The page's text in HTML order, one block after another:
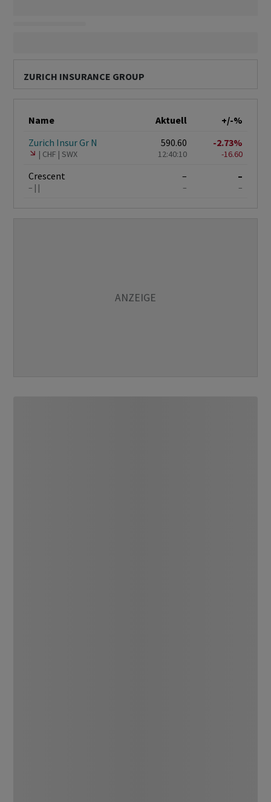
ZURICH INSURANCE GROUP
Name Aktuell
+/-%
Zurich Insur Gr N
CHF SWX
590.60
12:40:10
-2.73%
-16.60
Crescent
–
–
–
–
–